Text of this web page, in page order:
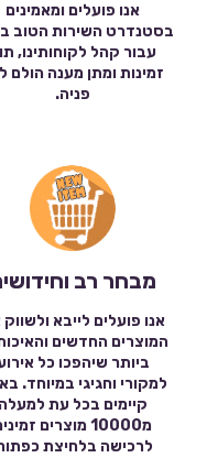
אנו פועלים ומאמינים
בסטנדרט השירות הטוב
עבור קהל לקוחותינו,
זמינות ומתן מענה הולם
פניה.
מבחר רב
אנו פועלים לייבא
המוצרים החדשים
ביותר שיהפכו כל
למקורי וחגיגי במיוחד.
קיימים בכל עת למעלה
מ10000 מוצרים
לרכישה בלחיצת